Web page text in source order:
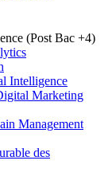
(Post Bac +4)
Intelligence
Marketing
Management
des